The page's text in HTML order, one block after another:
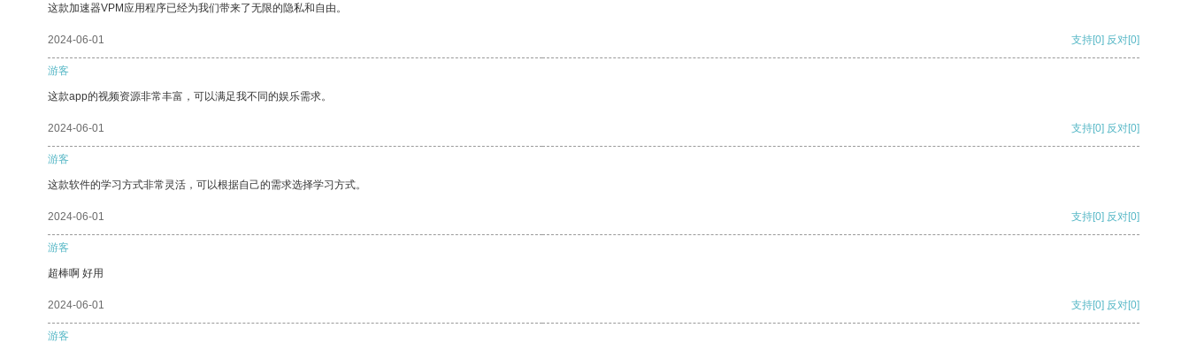
这款加速器VPM应用程序已经为我们带来了无限的隐私和自由。
2024-06-01 支持[0] 反对[0]
游客
这款app的视频资源非常丰富，可以满足我不同的娱乐需求。
2024-06-01 支持[0] 反对[0]
游客
这款软件的学习方式非常灵活，可以根据自己的需求选择学习方式。
2024-06-01 支持[0] 反对[0]
游客
超棒啊 好用
2024-06-01 支持[0] 反对[0]
游客